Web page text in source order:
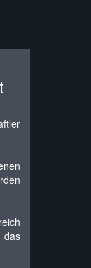
das